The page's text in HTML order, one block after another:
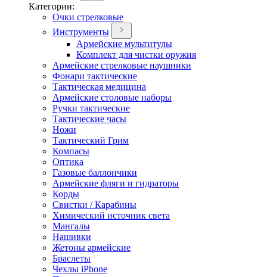
Категории:
Очки стрелковые
Инструменты
Армейские мультитулы
Комплект для чистки оружия
Армейские стрелковые наушники
Фонари тактические
Тактическая медицина
Армейские столовые наборы
Ручки тактические
Тактические часы
Ножи
Тактический Грим
Компасы
Оптика
Газовые баллончики
Армейские фляги и гидраторы
Корды
Свистки / Карабины
Химический источник света
Мангалы
Нашивки
Жетоны армейские
Браслеты
Чехлы iPhone